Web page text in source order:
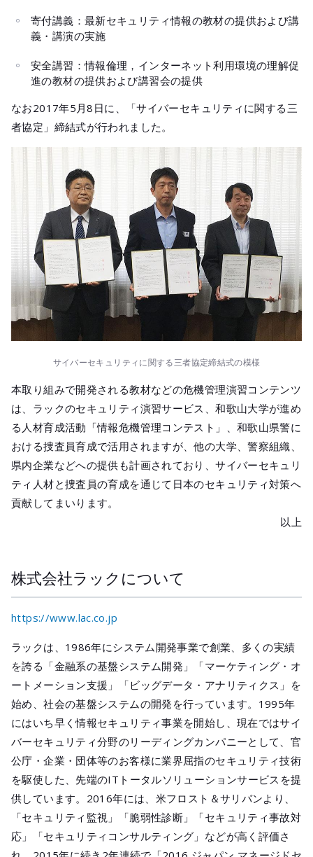
寄付講義：最新セキュリティ情報の教材の提供および講
義・講演の実施
安全講習：情報倫理，インターネット利用環境の理解促
進の教材の提供および講習会の提供
なお2017年5月8日に、「サイバーセキュリティに関する三
者協定」締結式が行われました。
サイバーセキュリティに関する三者協定締結式の模様
本取り組みで開発される教材などの危機管理演習コンテンツ
は、ラックのセキュリティ演習サービス、和歌山大学が進め
る人材育成活動「情報危機管理コンテスト」、和歌山県警に
おける捜査員育成で活用されますが、他の大学、警察組織、
県内企業などへの提供も計画されており、サイバーセキュリ
ティ人材と捜査員の育成を通じて日本のセキュリティ対策へ
貢献してまいります。
以上
株式会社ラックについて
https://www.lac.co.jp
ラックは、1986年にシステム開発事業で創業、多くの実績
を誇る「金融系の基盤システム開発」「マーケティング・オ
ートメーション支援」「ビッグデータ・アナリティクス」を
始め、社会の基盤システムの開発を行っています。1995年
にはいち早く情報セキュリティ事業を開始し、現在ではサイ
バーセキュリティ分野のリーディングカンパニーとして、官
公庁・企業・団体等のお客様に業界屈指のセキュリティ技術
を駆使した、先端のITトータルソリューションサービスを提
供しています。2016年には、米フロスト＆サリバンより、
「セキュリティ監視」「脆弱性診断」「セキュリティ事故対
応」「セキュリティコンサルティング」などが高く評価さ